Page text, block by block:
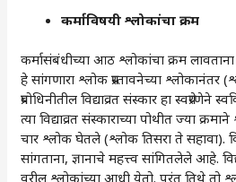
कर्माविषयी श्लोकांचा क्रम
कर्मासंबंधीच्या आठ श्लोकांचा क्रम लावताना
हे सांगणारा श्लोक प्रस्तावनेच्या श्लोकानंतर
प्रबोधिनीतील विद्याव्रत संस्कार हा
त्या विद्याव्रत संस्काराच्या पोथीत ज्या
चार श्लोक घेतले (श्लोक तिसरा ते सहावा).
सांगताना, ज्ञानाचे महत्त्व सांगितलेले आहे.
वरील श्लोकांच्या आधी येतो. परंतु तिथे तो